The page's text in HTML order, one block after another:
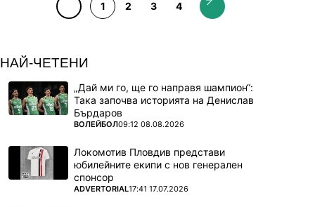
1 2 3 4
НАЙ-ЧЕТЕНИ
„Дай ми го, ще го направя шампион“:
Така започва историята на Денислав
Бърдаров
ПОВЕЧЕ ОТ
ВОЛЕЙБОЛ09:12 08.08.2026
Локомотив Пловдив представи
юбилейните екипи с нов генерален
спонсор
ПОВЕЧЕ ОТ
ADVERTORIAL17:41 17.07.2026